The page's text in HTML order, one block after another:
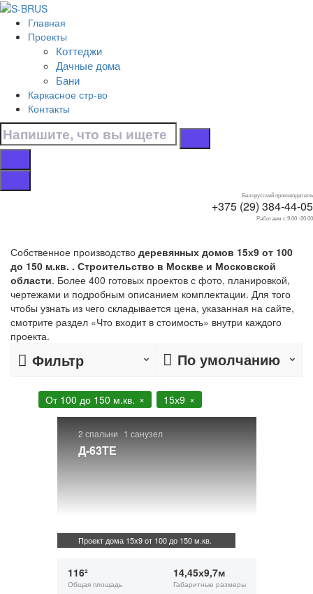
Перейти к контенту
Главная
Проекты
Коттеджи
Дачные дома
Бани
Каркасное стр-во
Контакты
Белорусский производитель
+375 (29) 384-44-05
Работаем с 9.00 -20.00
Главная
От 100 до 150 м.кв.
Дома от 100 до 150
м.кв. 15х9
Собственное производство деревянных домов 15х9 от 100
до 150 м.кв. . Строительство в Москве и Московской
области. Более 400 готовых проектов с фото, планировкой,
чертежами и подробным описанием комплектации. Для того
чтобы узнать из чего складывается цена, указанная на сайте,
смотрите раздел «Что входит в стоимость» внутри каждого
проекта.
Фильтр По умолчанию
От 100 до 150 м.кв. 15х9
2 спальни 1 санузел
Д-63ТЕ
Проект дома 15х9 от 100 до 150 м.кв.
116²
Общая площадь
14,45х9,7м
Габаритные размеры